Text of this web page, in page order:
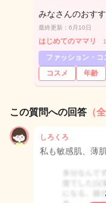
みなさんのおす
最終更新：6月10日
はじめてのママリ
ファッション・コ
コスメ
年齢
この質問への回答 （
しろくろ
私も敏感肌、薄